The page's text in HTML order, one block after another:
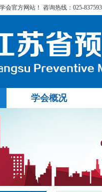
会官方网站！ 咨询热线：025-
学会概况